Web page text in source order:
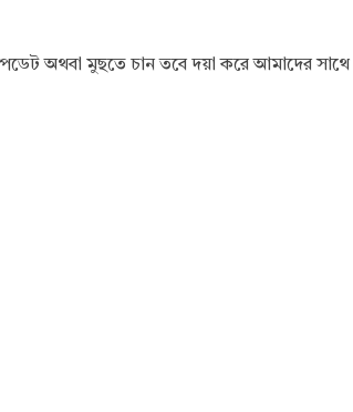
অথবা মুছতে চান তবে দয়া করে আমাদের সাথে